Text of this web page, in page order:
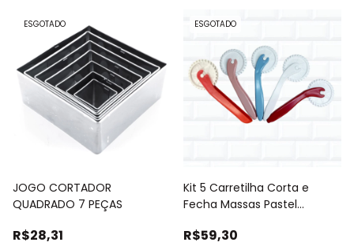
ESGOTADO
JOGO CORTADOR
QUADRADO 7 PEÇAS
R$28,31
ESGOTADO
Kit 5 Carretilha Corta e
Fecha Massas Pastel
R$59,30